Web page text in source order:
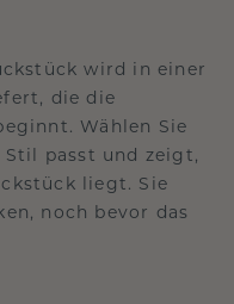
wird in einer
die die
Wählen Sie
Stil passt und zeigt,
liegt. Sie
noch bevor das